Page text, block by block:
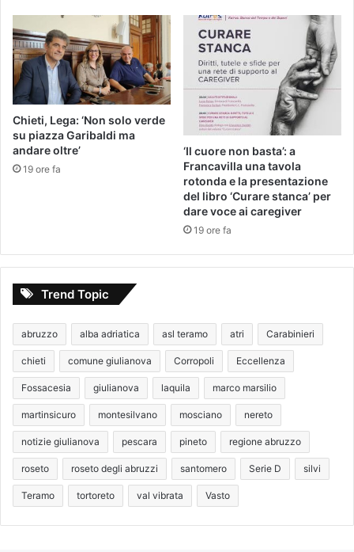
Chieti, Lega: ‘Non solo verde
su piazza Garibaldi ma
andare oltre’
19 ore fa
‘Il cuore non basta’: a
Francavilla una tavola
rotonda e la presentazione
del libro ‘Curare stanca’ per
dare voce ai caregiver
19 ore fa
Trend Topic
abruzzo alba adriatica asl teramo atri Carabinieri
chieti comune giulianova Corropoli Eccellenza
Fossacesia giulianova laquila marco marsilio
martinsicuro montesilvano mosciano nereto
notizie giulianova pescara pineto regione abruzzo
roseto roseto degli abruzzi santomero Serie D silvi
Teramo tortoreto val vibrata Vasto